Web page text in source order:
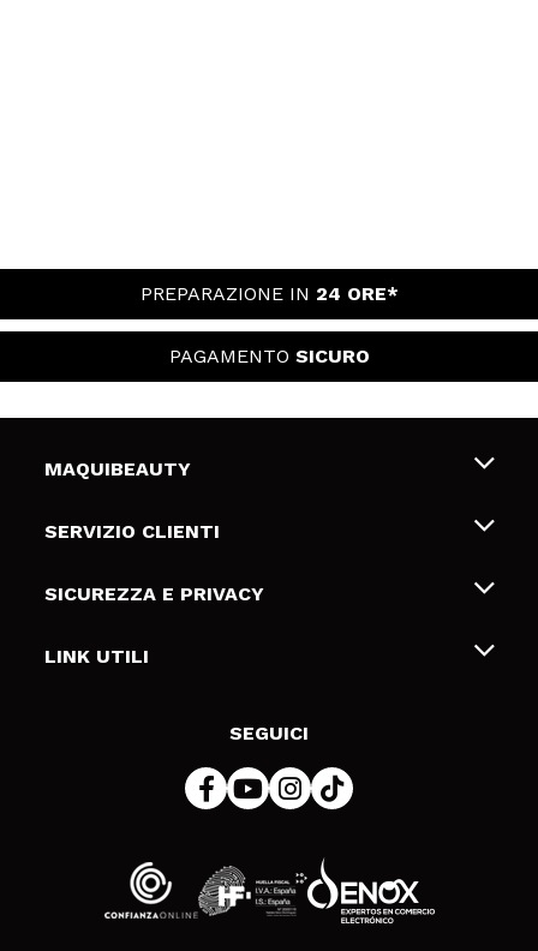
PREPARAZIONE IN 24 ORE*
PAGAMENTO SICURO
MAQUIBEAUTY
Chi siamo
Gift Cards
SERVIZIO CLIENTI
Spedizioni & Resi
Metodi di pagamamento
SICUREZZA E PRIVACY
Termini e condizioni
LINK UTILI
SEGUICI